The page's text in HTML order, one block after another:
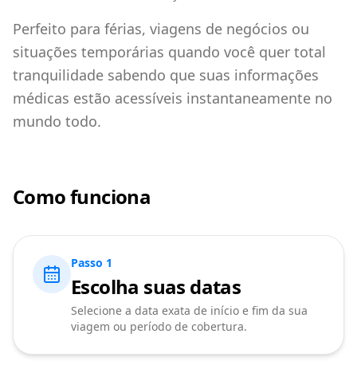
Perfeito para férias, viagens de negócios ou
situações temporárias quando você quer total
tranquilidade sabendo que suas informações
médicas estão acessíveis instantaneamente no
mundo todo.
Como funciona
Passo 1
Escolha suas datas
Selecione a data exata de início e fim da sua
viagem ou período de cobertura.